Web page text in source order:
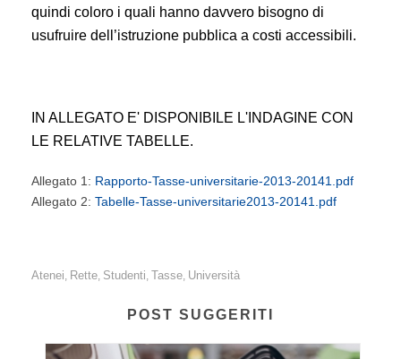
quindi coloro i quali hanno davvero bisogno di
usufruire dell’istruzione pubblica a costi accessibili.
IN ALLEGATO E' DISPONIBILE L'INDAGINE CON
LE RELATIVE TABELLE.
Allegato 1: Rapporto-Tasse-universitarie-2013-20141.pdf
Allegato 2: Tabelle-Tasse-universitarie2013-20141.pdf
Atenei, Rette, Studenti, Tasse, Università
POST SUGGERITI